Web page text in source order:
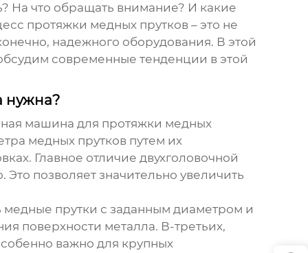
На что обращать внимание? И какие
протяжки медных прутков – это не
надежного оборудования. В этой
современные тенденции в этой
нужна?
машина для протяжки медных
медных прутков путем их
Главное отличие двухголовочной
позволяет значительно увеличить
медные прутки с заданным диаметром и
поверхности металла. В-третьих,
важно для крупных